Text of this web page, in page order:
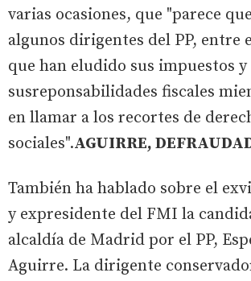
varias ocasiones, que "parece
algunos dirigentes del PP, entre
que han eludido sus impuestos
susreponsabilidades fiscales
en llamar a los recortes de
sociales".AGUIRRE,
También ha hablado sobre el
y expresidente del FMI la
alcaldía de Madrid por el PP,
Aguirre. La dirigente